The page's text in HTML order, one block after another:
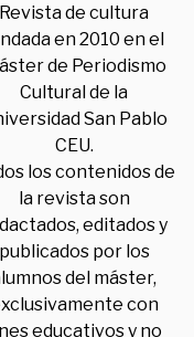
Revista de cultura
en 2010 en el
de Periodismo
Cultural de la
San Pablo
CEU.
los contenidos de
la revista son
editados y
publicados por los
del máster,
con
educativos y no